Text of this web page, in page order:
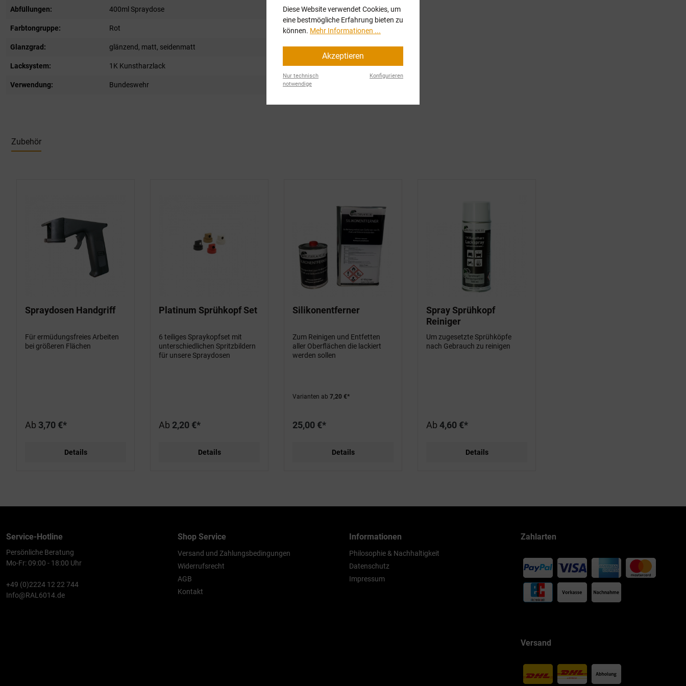
Abfüllungen: 400ml Spraydose
Farbtongruppe: Rot
Glanzgrad: glänzend, matt, seidenmatt
Lacksystem: 1K Kunstharzlack
Verwendung: Bundeswehr
Zubehör
Spraydosen Handgriff
Für ermüdungsfreies Arbeiten
bei größeren Flächen
Ab 3,70 €*
Details
Platinum Sprühkopf Set
6 teiliges Spraykopfset mit
unterschiedlichen Spritzbildern
für unsere Spraydosen
Ab 2,20 €*
Details
Silikonentferner
Zum Reinigen und Entfetten
aller Oberflächen die lackiert
werden sollen
Varianten ab 7,20 €*
25,00 €*
Details
Spray Sprühkopf
Reiniger
Um zugesetzte Sprühköpfe
nach Gebrauch zu reinigen
Ab 4,60 €*
Details
Service-Hotline
Persönliche Beratung
Mo-Fr: 09:00 - 18:00 Uhr
+49 (0)2224 12 22 744
Info@RAL6014.de
Shop Service
Versand und Zahlungsbedingungen
Widerrufsrecht
AGB
Kontakt
Informationen
Philosophie & Nachhaltigkeit
Datenschutz
Impressum
Zahlarten
Versand
Diese Website verwendet Cookies, um
eine bestmögliche Erfahrung bieten zu
können. Mehr Informationen ...
Akzeptieren
Nur technisch
notwendige
Konfigurieren